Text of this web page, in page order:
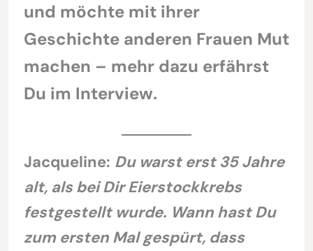
und möchte mit ihrer
Geschichte anderen Frauen Mut
machen – mehr dazu erfährst
Du im Interview.
Jacqueline: Du warst erst 35 Jahre
alt, als bei Dir Eierstockkrebs
festgestellt wurde. Wann hast Du
zum ersten Mal gespürt, dass